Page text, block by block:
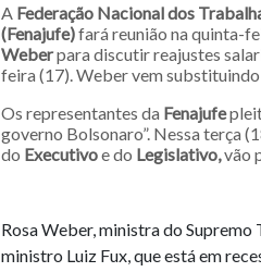
A Federação Nacional dos
(Fenajufe)fará reunião na quinta-
Weberpara discutir reajustes
feira (17). Weber vem
Os representantes da Fenajufe
governo Bolsonaro”. Nessa terça
do Executivoe do Legislativo,vão
Rosa Weber, ministra do
ministro Luiz Fux, que está em